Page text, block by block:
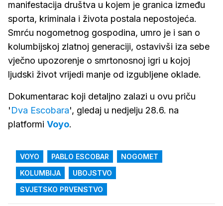
manifestacija društva u kojem je granica između
sporta, kriminala i života postala nepostojeća.
Smrću nogometnog gospodina, umro je i san o
kolumbijskoj zlatnoj generaciji, ostavivši iza sebe
vječno upozorenje o smrtonosnoj igri u kojoj
ljudski život vrijedi manje od izgubljene oklade.
Dokumentarac koji detaljno zalazi u ovu priču
'Dva Escobara', gledaj u nedjelju 28.6. na
platformi Voyo.
VOYO PABLO ESCOBAR
NOGOMET
KOLUMBIJA
UBOJSTVO
SVJETSKO PRVENSTVO